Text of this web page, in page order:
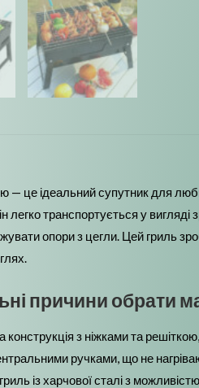
це ідеальний супутник для
легко транспортується у
опори з цегли. Цей гриль
причини обрати
з ніжками та
ручками, що не
із харчової сталі з